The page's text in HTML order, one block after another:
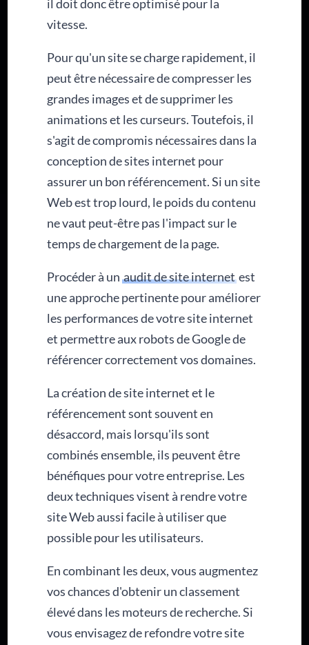
il doit donc être optimisé pour la
vitesse.
Pour qu'un site se charge rapidement, il
peut être nécessaire de compresser les
grandes images et de supprimer les
animations et les curseurs. Toutefois, il
s'agit de compromis nécessaires dans la
conception de sites internet pour
assurer un bon référencement. Si un site
Web est trop lourd, le poids du contenu
ne vaut peut-être pas l'impact sur le
temps de chargement de la page.
Procéder à unaudit de site internetest
une approche pertinente pour améliorer
les performances de votre site internet
et permettre aux robots de Google de
référencer correctement vos domaines.
La création de site internet et le
référencement sont souvent en
désaccord, mais lorsqu'ils sont
combinés ensemble, ils peuvent être
bénéfiques pour votre entreprise. Les
deux techniques visent à rendre votre
site Web aussi facile à utiliser que
possible pour les utilisateurs.
En combinant les deux, vous augmentez
vos chances d'obtenir un classement
élevé dans les moteurs de recherche. Si
vous envisagez de refondre votre site